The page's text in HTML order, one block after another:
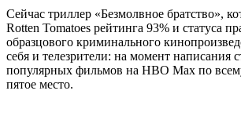
Сейчас триллер «Безмолвное братство»,
Rotten Tomatoes рейтинга 93% и статуса
образцового криминального
себя и телезрители: на момент написания
популярных фильмов на HBO Max по
пятое место.